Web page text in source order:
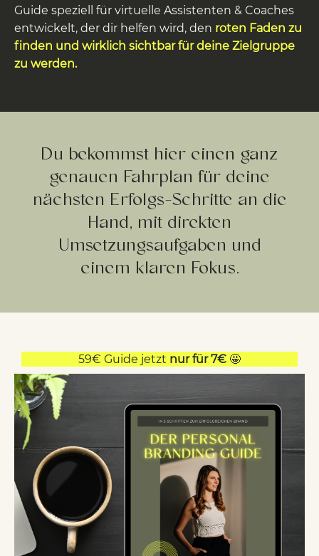
Guide speziell für virtuelle Assistenten & Coaches
entwickelt, der dir helfen wird, den roten Faden zu
finden und wirklich sichtbar für deine Zielgruppe
zu werden.
Du bekommst hier einen ganz
genauen Fahrplan für deine
nächsten Erfolgs-Schritte an die
Hand, mit direkten
Umsetzungsaufgaben und
einem klaren Fokus.
59€ Guide jetzt nur für 7€ 🤩